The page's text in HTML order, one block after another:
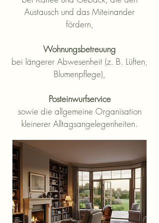
Austausch und das Miteinander
fördern,
Wohnungsbetreuung
bei längerer Abwesenheit (z. B. Lüften,
Blumenpflege),
Posteinwurfservice
sowie die allgemeine Organisation
kleinerer Alltagsangelegenheiten.